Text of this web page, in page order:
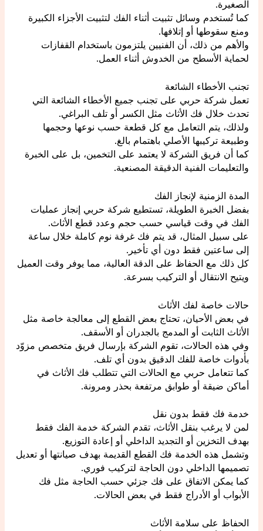
الصغيرة.
كما تُستخدم وسائل تثبيت أثناء الفك لتثبيت الأجزاء الكبيرة
ومنع سقوطها أو إتلافها.
والأهم من ذلك، أن الفنيين يلتزمون باستخدام القفازات
لحماية الأسطح من الخدوش أثناء العمل.
تجنب الأخطاء الشائعة
تعمل شركة حربي على تجنب جميع الأخطاء الشائعة التي
تحدث خلال فك الأثاث مثل الكسر أو تلف البراغي.
ولذلك، يتم التعامل مع كل قطعة حسب نوعها وحجمها
وطبيعة تركيبها الأصلي باهتمام بالغ.
كما أن فريق الشركة لا يعتمد على التخمين، بل على الخبرة
والتعليمات الفنية الدقيقة المصنعية.
المدة الزمنية لإنجاز الفك
بفضل الخبرة الطويلة، تستطيع شركة حربي إنجاز عمليات
الفك في وقت قياسي حسب حجم وعدد قطع الأثاث.
على سبيل المثال، قد يتم فك غرفة نوم كاملة خلال ساعة
إلى ساعتين فقط دون أي تأخير.
كل ذلك مع الحفاظ على الدقة العالية، مما يوفر وقت العميل
ويتيح الانتقال أو التركيب بسرعة.
حالات خاصة لفك الأثاث
في بعض الأحيان، تحتاج بعض القطع إلى معالجة خاصة مثل
الأثاث الثابت أو المدمج بالجدران أو الأسقف.
وفي هذه الحالات، تقوم الشركة بإرسال فريق متخصص مزوّد
بأدوات خاصة للفك الدقيق بدون أي تلف.
كما تتعامل حربي مع الحالات التي تتطلب فك الأثاث في
أماكن ضيقة أو طوابق مرتفعة بحذر ومرونة.
خدمة فك فقط بدون نقل
لمن لا يرغب بنقل الأثاث، تقدم الشركة خدمة الفك فقط
بهدف التخزين أو التجديد الداخلي أو إعادة التوزيع.
وتشمل هذه الخدمة فك القطع القديمة بهدف صيانتها أو تعديل
تصميمها الداخلي دون الحاجة لتركيب فوري.
كما يمكن الاتفاق على فك جزئي حسب الحاجة مثل فك
الأبواب أو الأدراج فقط في بعض الحالات.
الحفاظ على سلامة الأثاث